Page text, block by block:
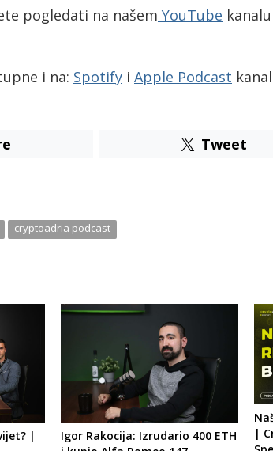
pogledati na našem YouTube
i na: Spotify i Apple Podcast
Tweet
cryptoadria podcast
|
Igor Rakocija: Izrudario 400 ETH
|